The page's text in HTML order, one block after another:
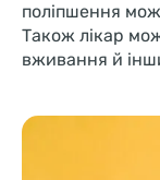
поліпшення
Також лікар
вживання й